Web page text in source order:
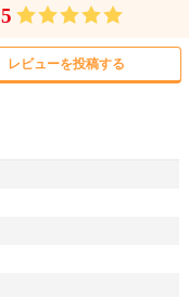
5
レビューを投稿する